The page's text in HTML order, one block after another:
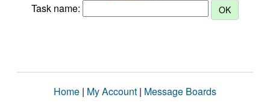
Task name:
Home | My Account | Message Boards